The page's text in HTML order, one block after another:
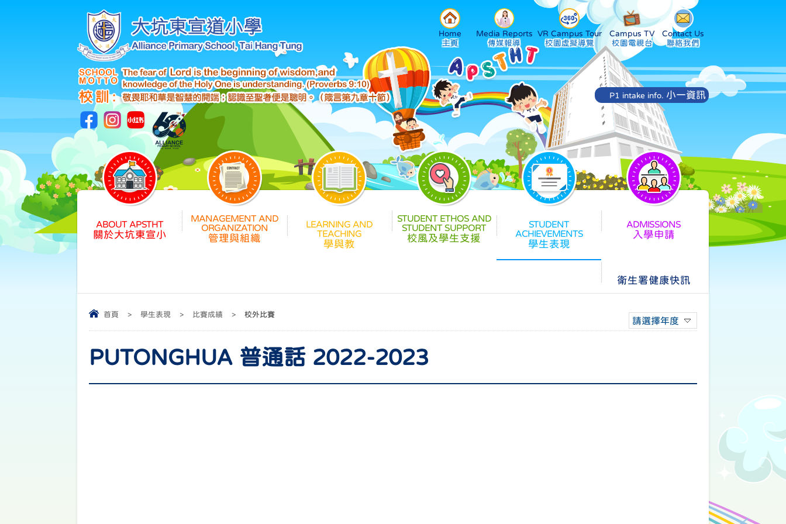
Home Media Reports VR Campus Tour Campus TV Contact Us
P1 intake info. 小一資訊
關於大坑東宣小 管理與組織
學與教
校風及學生支援
學生表現
入學申請
衛生署健康快訊
首頁 > 學生表現 > 比賽成績 > 校外比賽
請選擇年度
PUTONGHUA 普通話 2022-2023